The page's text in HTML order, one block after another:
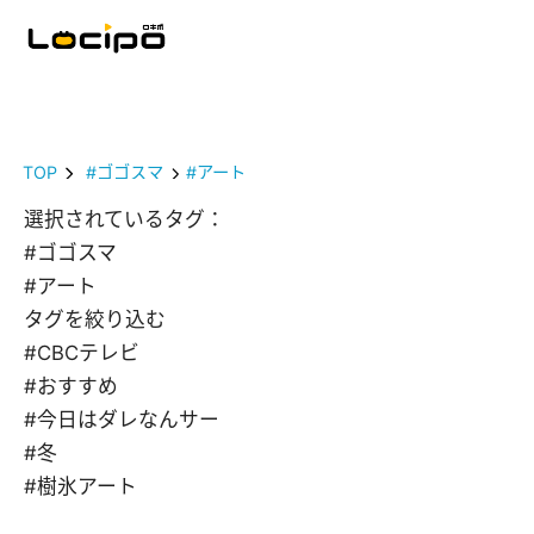
TOP #ゴゴスマ #アート
選択されているタグ：
#ゴゴスマ
#アート
タグを絞り込む
#CBCテレビ
#おすすめ
#今日はダレなんサー
#冬
#樹氷アート